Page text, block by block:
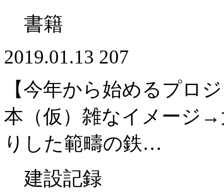
書籍
2019.01.13 207
【今年から始めるプロ
本（仮）雑なイメージ
りした範疇の鉄…
建設記録